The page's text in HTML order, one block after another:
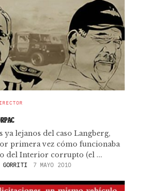
ya lejanos del caso Langberg,
primera vez cómo funcionaba
del Interior corrupto (el ...
GORRITI 7 MAYO 2010